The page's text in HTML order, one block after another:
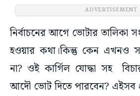
ADVERTISEMENT
নির্বাচনের আগে ভোটার তালিকা
হওয়ার কথা।কিন্তু কেন এখনও
না? ওই কার্গিল যোদ্ধা সহ
আদৌ ভোট দিতে পারবেন? এইসব